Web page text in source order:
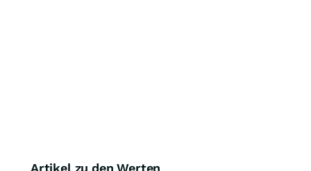
Artikel zu den Werten